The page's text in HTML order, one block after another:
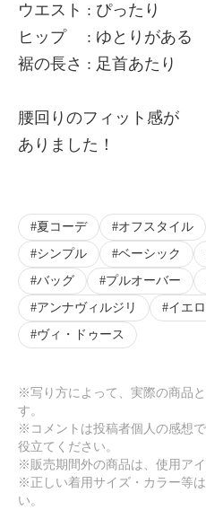
ウエスト : ぴったり
ヒップ : ゆとりがある
裾の長さ : 足首あたり
腰回りのフィット感が
ありました！
夏コーデ オフスタイル
シンプル
ベーシック
バッグ
プルオーバー
アンナヴィルジリ
イエ
ヴィ・ドゥース
※写り方によって、実際の商品
す。
※コメントは投稿者個人の感想
役立てください。
※販売期間外の商品は、使用アイ
※正しい着用サイズ・カラー等
い。